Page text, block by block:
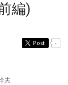
編)
Post -
夫